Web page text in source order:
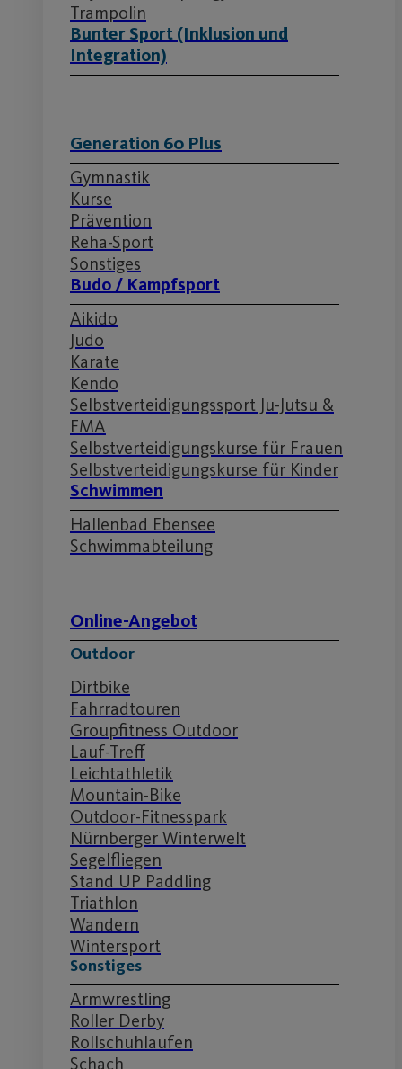
Trampolin
Bunter Sport (Inklusion und
Integration)
Generation 60 Plus
Gymnastik
Kurse
Prävention
Reha-Sport
Sonstiges
Budo / Kampfsport
Aikido
Judo
Karate
Kendo
Selbstverteidigungssport Ju-Jutsu &
FMA
Selbstverteidigungskurse für Frauen
Selbstverteidigungskurse für Kinder
Schwimmen
Hallenbad Ebensee
Schwimmabteilung
Online-Angebot
Outdoor
Dirtbike
Fahrradtouren
Groupfitness Outdoor
Lauf-Treff
Leichtathletik
Mountain-Bike
Outdoor-Fitnesspark
Nürnberger Winterwelt
Segelfliegen
Stand UP Paddling
Triathlon
Wandern
Wintersport
Sonstiges
Armwrestling
Roller Derby
Rollschuhlaufen
Schach